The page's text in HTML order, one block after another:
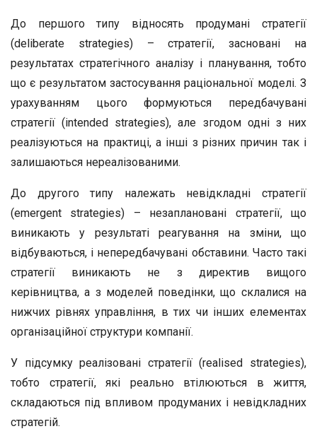
До першого типу відносять продумані стратегії
(deliberate strategies) – стратегії, засновані на
результатах стратегічного аналізу і планування, тобто
що є результатом застосування раціональної моделі. З
урахуванням цього формуються передбачувані
стратегії (intended strategies), але згодом одні з них
реалізуються на практиці, а інші з різних причин так і
залишаються нереалізованими.
До другого типу належать невідкладні стратегії
(emergent strategies) – незаплановані стратегії, що
виникають у результаті реагування на зміни, що
відбуваються, і непередбачувані обставини. Часто такі
стратегії виникають не з директив вищого
керівництва, а з моделей поведінки, що склалися на
нижчих рівнях управління, в тих чи інших елементах
організаційної структури компанії.
У підсумку реалізовані стратегії (realised strategies),
тобто стратегії, які реально втілюються в життя,
складаються під впливом продуманих і невідкладних
стратегій.